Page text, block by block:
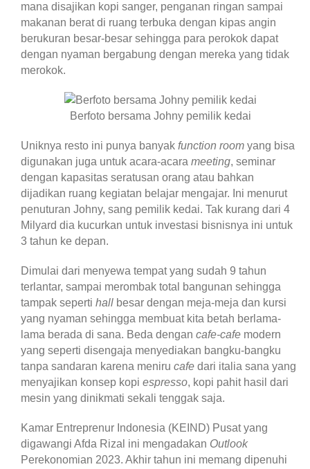
mana disajikan kopi sanger, penganan ringan sampai
makanan berat di ruang terbuka dengan kipas angin
berukuran besar-besar sehingga para perokok dapat
dengan nyaman bergabung dengan mereka yang tidak
merokok.
Berfoto bersama Johny pemilik kedai
Uniknya resto ini punya banyakfunction roomyang bisa
digunakan juga untuk acara-acara meeting, seminar
dengan kapasitas seratusan orang atau bahkan
dijadikan ruang kegiatan belajar mengajar. Ini menurut
penuturan Johny, sang pemilik kedai. Tak kurang dari 4
Milyard dia kucurkan untuk investasi bisnisnya ini untuk
3 tahun ke depan.
Dimulai dari menyewa tempat yang sudah 9 tahun
terlantar, sampai merombak total bangunan sehingga
tampak seperti hallbesar dengan meja-meja dan kursi
yang nyaman sehingga membuat kita betah berlama-
lama berada di sana. Beda dengan cafe-cafemodern
yang seperti disengaja menyediakan bangku-bangku
tanpa sandaran karena meniru cafedari italia sana yang
menyajikan konsep kopi espresso, kopi pahit hasil dari
mesin yang dinikmati sekali tenggak saja.
Kamar Entreprenur Indonesia (KEIND) Pusat yang
digawangi Afda Rizal ini mengadakan Outlook
Perekonomian 2023. Akhir tahun ini memang dipenuhi